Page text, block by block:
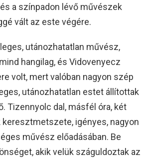
a színpadon lévő művészek
vált az este végére.
utánozhatatlan művész,
hangilag, és Vidovenyecz
volt, mert valóban nagyon szép
utánozhatatlan estet állítottak
Tizennyolc dal, másfél óra, két
keresztmetszete, igényes, nagyon
művész előadásában. Be
akik velük száguldoztak az